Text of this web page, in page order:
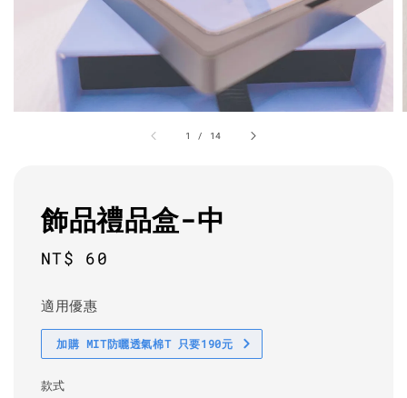
1 / 14
飾品禮品盒-中
Regular
NT$ 60
適用優惠
加購 MIT防曬透氣棉T 只要190元
款式